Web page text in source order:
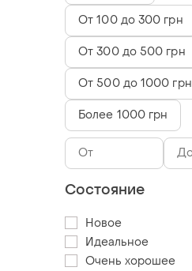
От 100 до 300 грн
От 300 до 500 грн
От 500 до 1000 грн
Более 1000 грн
Состояние
Новое
Идеальное
Очень хорошее